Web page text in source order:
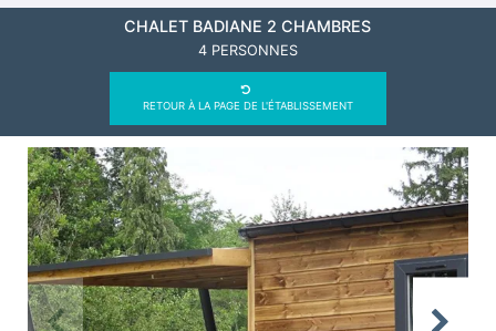
CHALET BADIANE 2 CHAMBRES
4 PERSONNES
RETOUR À LA PAGE DE L'ÉTABLISSEMENT
Previous Next